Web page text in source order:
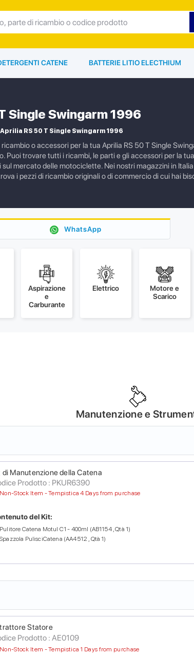
CATENE BATTERIE LITIO ELECTHIUM
Single Swingarm 1996
RS 50 T Single Swingarm 1996
o accessori per la tua Aprilia RS 50 T Single
Puoi trovare tutti i ricambi, le parti e gli accessori per la
mercato delle motociclette. Nei nostri magazzini in
i pezzi di ricambio originali o di commercio di cui hai
WhatsApp
Aspirazione
e
Carburante
Elettrico
Motore e
Scarico
Manutenzione e
di Manutenzione della Catena
Prodotto : PKUR6390
Non-Stock Item - Tempistica 4 Days from purchase
del Kit:
Pulitore Catena Motul C1 - 400ml (AB1154 , Qtà 1)
Spazzola PulisciCatena (AA4512 , Qtà 1)
Statore
Prodotto : AE0109
Non-Stock Item - Tempistica 1 Days from purchase